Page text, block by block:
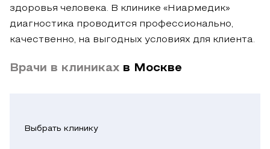
здоровья человека. В клинике «Ниармедик»
диагностика проводится профессионально,
качественно, на выгодных условиях для клиента.
Врачи в клиниках в Москве
Выбрать клинику